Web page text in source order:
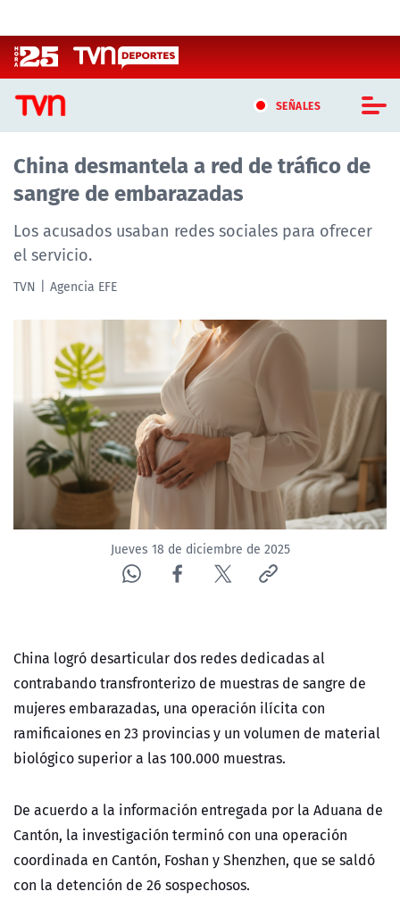
SEÑALES
CASTING MASTERCHEF CHILE
CASTING TVN VERTICAL
TVN VERTICAL
TVN PLAY
TELESERIES
NTV
ACTUALIDAD Y TENDENCIAS
CORPORATIVO Y TRANSPARENCIA
CANAL DE DENUNCIAS
China desmantela a red de tráfico de
sangre de embarazadas
Los acusados usaban redes sociales para ofrecer
el servicio.
TVN Agencia EFE
Jueves 18 de diciembre de 2025
China logró desarticular dos redes dedicadas al
contrabando transfronterizo de muestras de sangre de
mujeres embarazadas, una operación ilícita con
ramificaiones en 23 provincias y un volumen de material
biológico superior a las 100.000 muestras.
De acuerdo a la información entregada por la Aduana de
Cantón, la investigación terminó con una operación
coordinada en Cantón, Foshan y Shenzhen, que se saldó
con la detención de 26 sospechosos.